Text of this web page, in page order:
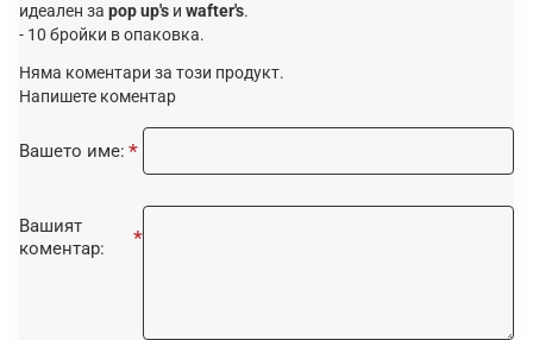
идеален за pop up's и wafter's.
- 10 бройки в опаковка.
Няма коментари за този продукт.
Напишете коментар
Вашето име:
Вашият
коментар: